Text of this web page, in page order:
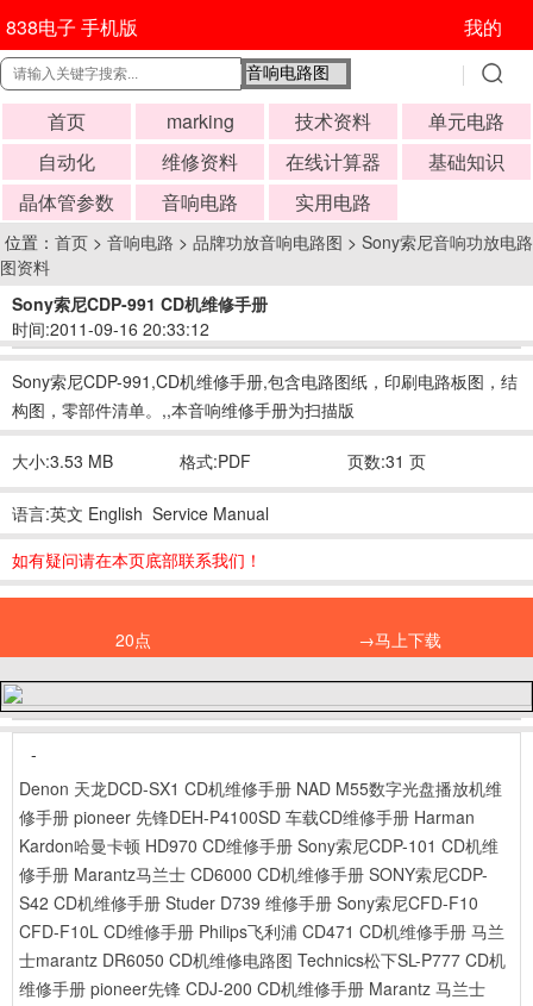
838电子 手机版 我的
首页 marking 技术资料
单元电路
自动化
维修资料 在线计算器
基础知识
晶体管参数
音响电路 实用电路
位置： 首页 > 音响电路 > 品牌功放音响电路图 > Sony索尼音响功放电路
图资料
Sony索尼CDP-991 CD机维修手册
时间:2011-09-16 20:33:12
Sony索尼CDP-991,CD机维修手册,包含电路图纸，印刷电路板图，结
构图，零部件清单。,,本音响维修手册为扫描版
大小:3.53 MB 格式:PDF 页数:31 页
语言:英文 English Service Manual
如有疑问请在本页底部联系我们！
20点 →马上下载
-
Denon 天龙DCD-SX1 CD机维修手册 NAD M55数字光盘播放机维
修手册 pioneer 先锋DEH-P4100SD 车载CD维修手册 Harman
Kardon哈曼卡顿 HD970 CD维修手册 Sony索尼CDP-101 CD机维
修手册 Marantz马兰士 CD6000 CD机维修手册 SONY索尼CDP-
S42 CD机维修手册 Studer D739 维修手册 Sony索尼CFD-F10
CFD-F10L CD维修手册 Philips飞利浦 CD471 CD机维修手册 马兰
士marantz DR6050 CD机维修电路图 Technics松下SL-P777 CD机
维修手册 pioneer先锋 CDJ-200 CD机维修手册 Marantz 马兰士